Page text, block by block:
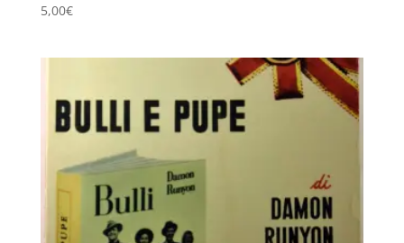
5,00€